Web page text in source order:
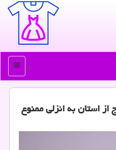
منو
استان به انزلی ممنوع